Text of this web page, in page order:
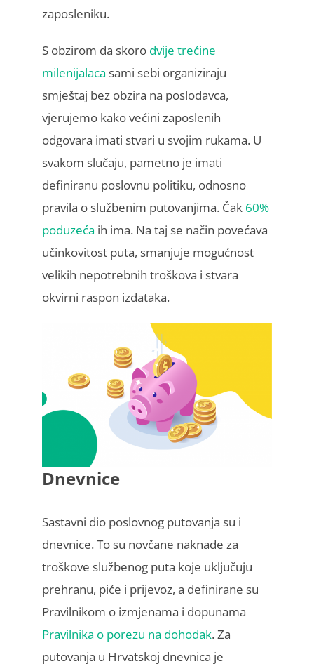
zaposleniku.
S obzirom da skoro dvije trećine
milenijalaca sami sebi organiziraju
smještaj bez obzira na poslodavca,
vjerujemo kako većini zaposlenih
odgovara imati stvari u svojim rukama. U
svakom slučaju, pametno je imati
definiranu poslovnu politiku, odnosno
pravila o službenim putovanjima. Čak 60%
poduzeća ih ima. Na taj se način povećava
učinkovitost puta, smanjuje mogućnost
velikih nepotrebnih troškova i stvara
okvirni raspon izdataka.
Dnevnice
Sastavni dio poslovnog putovanja su i
dnevnice. To su novčane naknade za
troškove službenog puta koje uključuju
prehranu, piće i prijevoz, a definirane su
Pravilnikom o izmjenama i dopunama
Pravilnika o porezu na dohodak. Za
putovanja u Hrvatskoj dnevnica je